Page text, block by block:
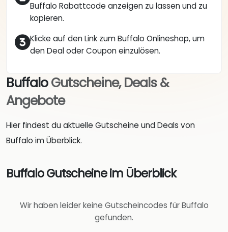
Buffalo Rabattcode anzeigen zu lassen und zu
kopieren.
Klicke auf den Link zum Buffalo Onlineshop, um
den Deal oder Coupon einzulösen.
BuffaloGutscheine, Deals &
Angebote
Hier findest du aktuelle Gutscheine und Deals von
Buffalo im Überblick.
Buffalo Gutscheine im Überblick
Wir haben leider keine Gutscheincodes für Buffalo
gefunden.